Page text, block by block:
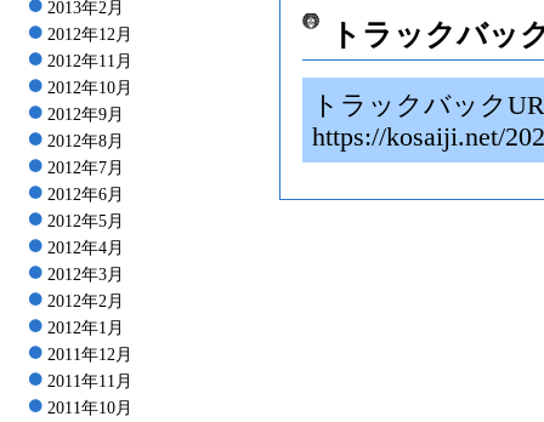
2013年2月
2012年12月
2012年11月
2012年10月
2012年9月
2012年8月
2012年7月
2012年6月
2012年5月
2012年4月
2012年3月
2012年2月
2012年1月
2011年12月
2011年11月
2011年10月
トラックバッ
トラックバック
https://kosaiji.net/